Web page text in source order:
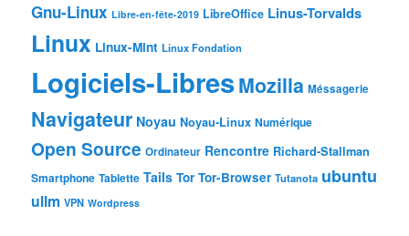
Gnu-Linux Libre-en-fête-2019 LibreOffice Linus-Torvalds
Linux Linux-Mint Linux Fondation
Logiciels-LibresMozilla Méssagerie
Navigateur Noyau Noyau-Linux Numérique
Open Source Ordinateur Rencontre Richard-Stallman
Smartphone Tablette Tails Tor Tor-Browser Tutanota ubuntu
ullm VPN Wordpress